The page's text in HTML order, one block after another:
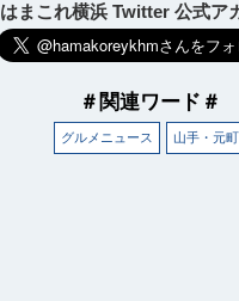
はまこれ横浜 Twitter 公式ア
＃関連ワード＃
グルメニュース 山手・元町